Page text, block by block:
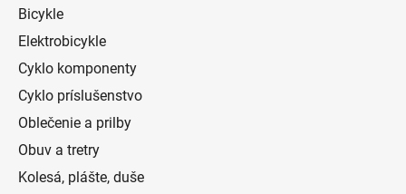
Bicykle
Elektrobicykle
Cyklo komponenty
Cyklo príslušenstvo
Oblečenie a prilby
Obuv a tretry
Kolesá, plášte, duše